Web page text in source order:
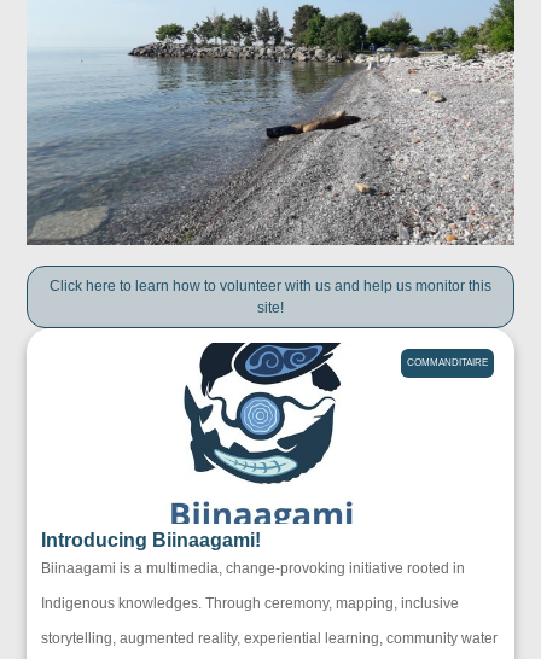
Click here to learn how to volunteer with us and help us monitor this
site!
COMMANDITAIRE
Introducing Biinaagami!
Biinaagami is a multimedia, change-provoking initiative rooted in
Indigenous knowledges. Through ceremony, mapping, inclusive
storytelling, augmented reality, experiential learning, community water